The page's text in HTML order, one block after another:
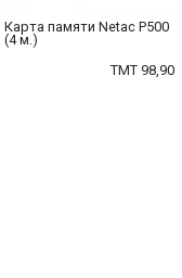
Карта памяти Netac P500
(4 м.)
TMT 98,90